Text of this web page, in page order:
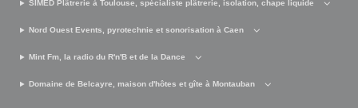
SIMED Plâtrerie à Toulouse, spécialiste plâtrerie, isolation, chape liquide
Nord Ouest Events, pyrotechnie et sonorisation à Caen
Mint Fm, la radio du R'n'B et de la Dance
Domaine de Belcayre, maison d'hôtes et gîte à Montauban